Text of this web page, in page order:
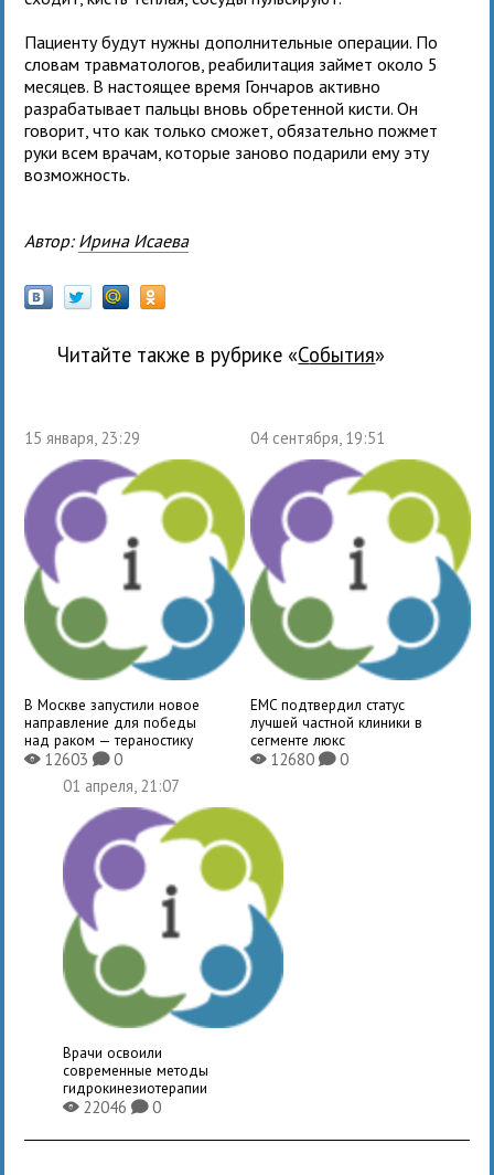
Пациенту будут нужны дополнительные операции. По
словам травматологов, реабилитация займет около 5
месяцев. В настоящее время Гончаров активно
разрабатывает пальцы вновь обретенной кисти. Он
говорит, что как только сможет, обязательно пожмет
руки всем врачам, которые заново подарили ему эту
возможность.
Автор: Ирина Исаева
Читайте также в рубрике « события»
15 января, 23:29
В Москве запустили новое
направление для победы
над раком — тераностику
X12603K0
04 сентября, 19:51
EMC подтвердил статус
лучшей частной клиники в
сегменте люкс
X12680 K0
01 апреля, 21:07
Врачи освоили
современные методы
гидрокинезиотерапии
X22046K0